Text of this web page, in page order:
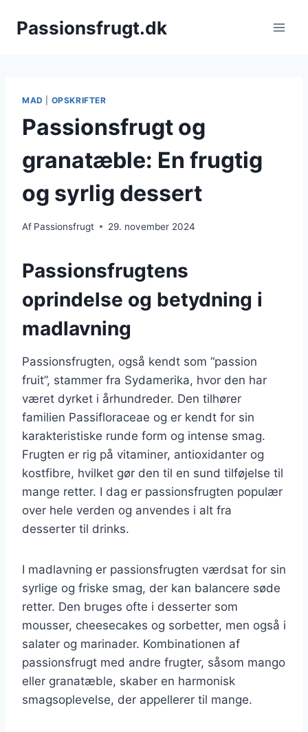
Passionsfrugt.dk
MAD OPSKRIFTER
Passionsfrugt og
granatæble: En frugtig
og syrlig dessert
Af Passionsfrugt 29. november 2024
Passionsfrugtens
oprindelse og betydning i
madlavning
Passionsfrugten, også kendt som “passion
fruit”, stammer fra Sydamerika, hvor den har
været dyrket i århundreder. Den tilhører
familien Passifloraceae og er kendt for sin
karakteristiske runde form og intense smag.
Frugten er rig på vitaminer, antioxidanter og
kostfibre, hvilket gør den til en sund tilføjelse til
mange retter. I dag er passionsfrugten populær
over hele verden og anvendes i alt fra
desserter til drinks.
I madlavning er passionsfrugten værdsat for sin
syrlige og friske smag, der kan balancere søde
retter. Den bruges ofte i desserter som
mousser, cheesecakes og sorbetter, men også i
salater og marinader. Kombinationen af
passionsfrugt med andre frugter, såsom mango
eller granatæble, skaber en harmonisk
smagsoplevelse, der appellerer til mange.